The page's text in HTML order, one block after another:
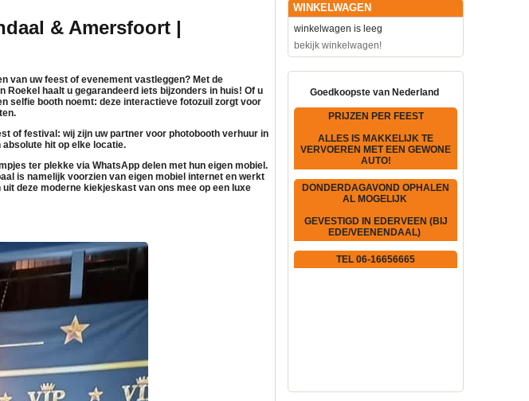
& Amersfoort |
van uw feest of evenement vastleggen? Met de
Roekel haalt u gegarandeerd iets bijzonders in huis! Of u
selfie booth noemt: deze interactieve fotozuil zorgt voor
of festival: wij zijn uw partner voor photobooth verhuur in
absolute hit op elke locatie.
ter plekke via WhatsApp delen met hun eigen mobiel.
is namelijk voorzien van eigen mobiel internet en werkt
deze moderne kiekjeskast van ons mee op een luxe
WINKELWAGEN
winkelwagen is leeg
bekijk winkelwagen!
Goedkoopste van Nederland
PRIJZEN PER FEEST
ALLES IS MAKKELIJK TE
VERVOEREN MET EEN GEWONE
AUTO!
DONDERDAGAVOND OPHALEN
AL MOGELIJK
GEVESTIGD IN EDERVEEN (BIJ
EDE/VEENENDAAL)
TEL 06-16656665